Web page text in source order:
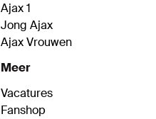
Ajax 1
Jong Ajax
Ajax Vrouwen
Meer
Vacatures
Fanshop